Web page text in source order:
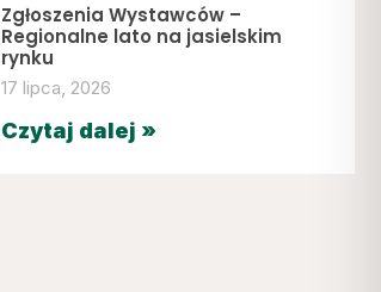
Zgłoszenia Wystawców –
Regionalne lato na jasielskim
rynku
17 lipca, 2026
Czytaj dalej »